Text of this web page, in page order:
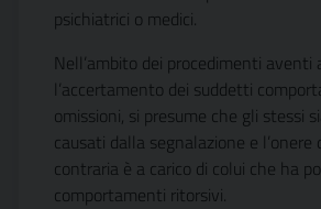
psichiatrici o medici.
Nell’ambito dei procedimenti aventi
l’accertamento dei suddetti
omissioni, si presume che gli stessi
causati dalla segnalazione e l’onere
contraria è a carico di colui che ha
comportamenti ritorsivi.